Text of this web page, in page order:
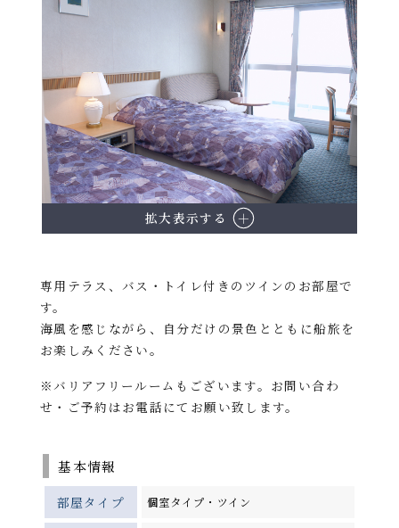
拡大表示する
専用テラス、バス・トイレ付きのツインのお部屋で
す。
海風を感じながら、自分だけの景色とともに船旅を
お楽しみください。
※バリアフリールームもございます。お問い合わ
せ・ご予約はお電話にてお願い致します。
基本情報
部屋タイプ 個室タイプ・ツイン